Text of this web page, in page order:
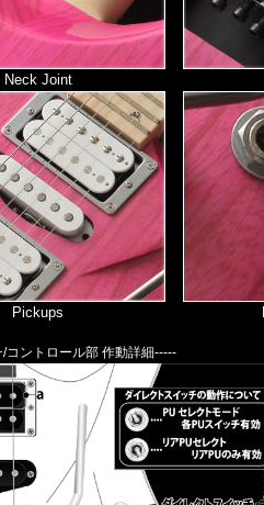
Neck Joint
Pickups
コントロール部 作動詳細-----